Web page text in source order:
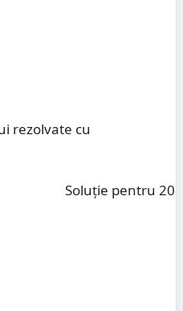
rezolvate cu
Soluție pentru 2030